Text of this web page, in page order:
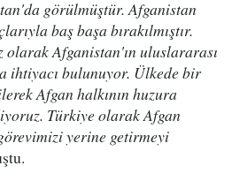
görülmüştür. Afganistan
baş başa bırakılmıştır.
olarak Afganistan'ın uluslararası
ihtiyacı bulunuyor. Ülkede bir
Afgan halkının huzura
Türkiye olarak Afgan
yerine getirmeyi